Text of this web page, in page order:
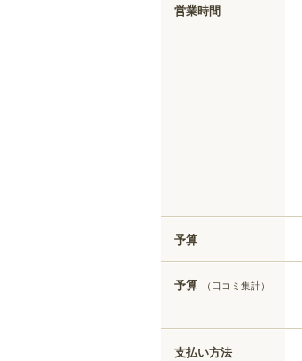
営業時間
予算
予算 （口コミ集計）
支払い方法